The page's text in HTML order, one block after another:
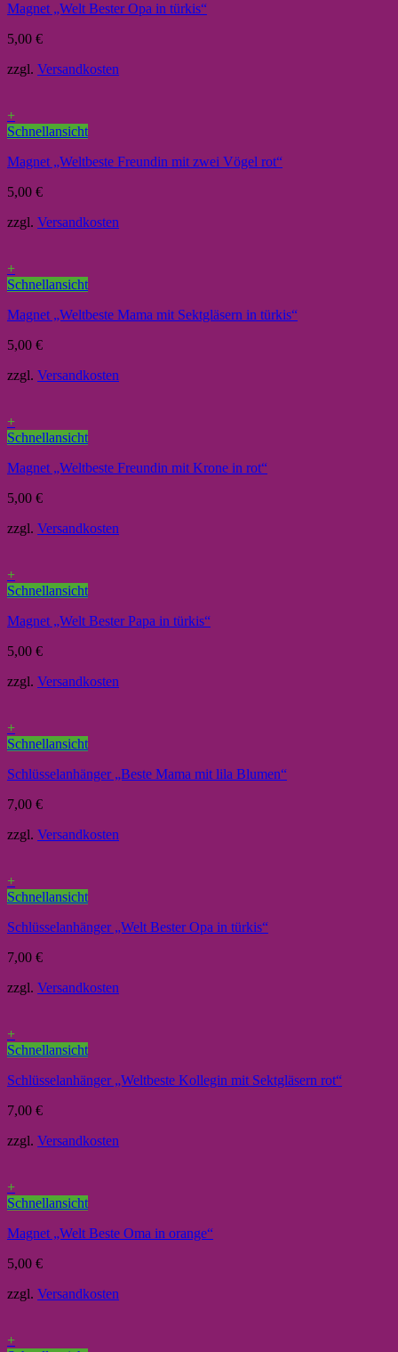
Magnet „Welt Bester Opa in türkis“
5,00 €
zzgl. Versandkosten
+
Schnellansicht
Magnet „Weltbeste Freundin mit zwei Vögel rot“
5,00 €
zzgl. Versandkosten
+
Schnellansicht
Magnet „Weltbeste Mama mit Sektgläsern in türkis“
5,00 €
zzgl. Versandkosten
+
Schnellansicht
Magnet „Weltbeste Freundin mit Krone in rot“
5,00 €
zzgl. Versandkosten
+
Schnellansicht
Magnet „Welt Bester Papa in türkis“
5,00 €
zzgl. Versandkosten
+
Schnellansicht
Schlüsselanhänger „Beste Mama mit lila Blumen“
7,00 €
zzgl. Versandkosten
+
Schnellansicht
Schlüsselanhänger „Welt Bester Opa in türkis“
7,00 €
zzgl. Versandkosten
+
Schnellansicht
Schlüsselanhänger „Weltbeste Kollegin mit Sektgläsern rot“
7,00 €
zzgl. Versandkosten
+
Schnellansicht
Magnet „Welt Beste Oma in orange“
5,00 €
zzgl. Versandkosten
+